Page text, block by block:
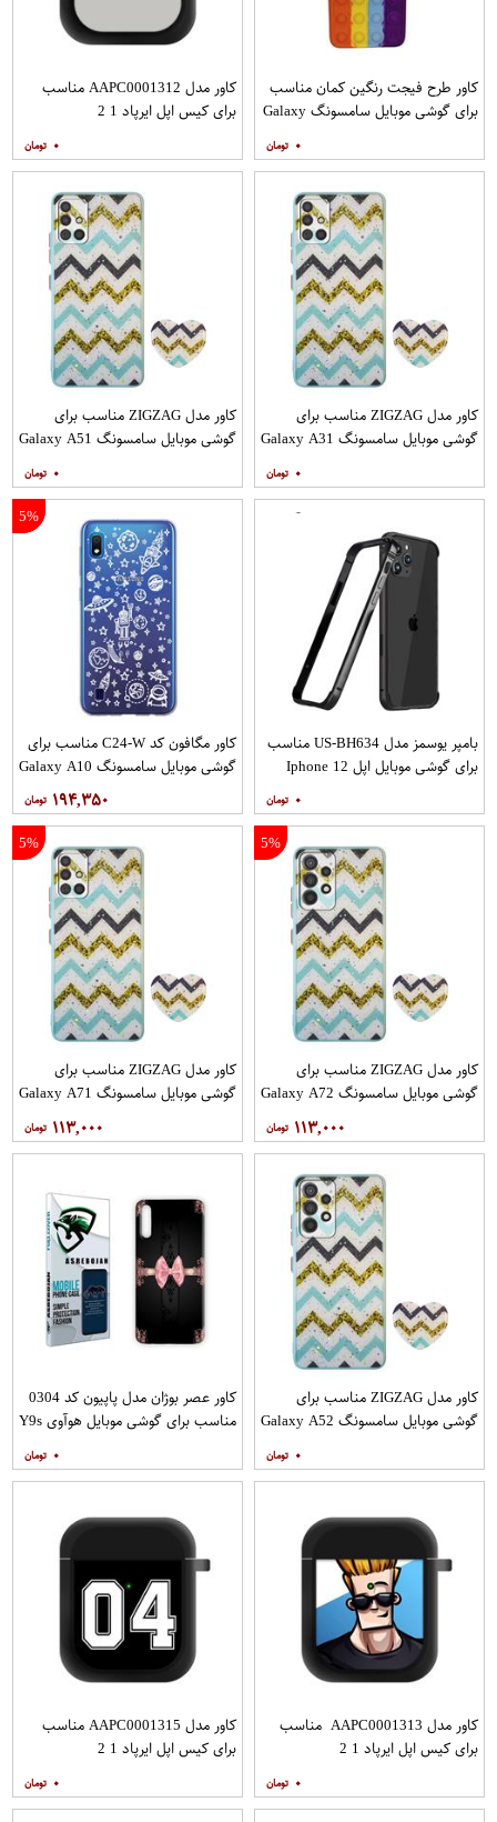
کاور طرح فیجت رنگین کمان مناسب
برای گوشی موبایل سامسونگ Galaxy
۰
کاور مدل AAPC0001312 مناسب
برای کیس اپل ایرپاد 1 2
۰
کاور مدل ZIGZAG مناسب برای
گوشی موبایل سامسونگ Galaxy A31
۰
کاور مدل ZIGZAG مناسب برای
گوشی موبایل سامسونگ Galaxy A51
۰
بامپر یوسمز مدل US-BH634 مناسب
برای گوشی موبایل اپل Iphone 12
۰
5%
کاور مگافون کد C24-W مناسب برای
گوشی موبایل سامسونگ Galaxy A10
۱۹۴,۳۵۰
5%
کاور مدل ZIGZAG مناسب برای
گوشی موبایل سامسونگ Galaxy A72
۱۱۳,۰۰۰
5%
کاور مدل ZIGZAG مناسب برای
گوشی موبایل سامسونگ Galaxy A71
۱۱۳,۰۰۰
کاور مدل ZIGZAG مناسب برای
گوشی موبایل سامسونگ Galaxy A52
۰
کاور عصر بوژان مدل پاپیون کد 0304
مناسب برای گوشی موبایل هوآوی Y9s
۰
کاور مدل AAPC0001313 مناسب
برای کیس اپل ایرپاد 1 2
۰
کاور مدل AAPC0001315 مناسب
برای کیس اپل ایرپاد 1 2
۰